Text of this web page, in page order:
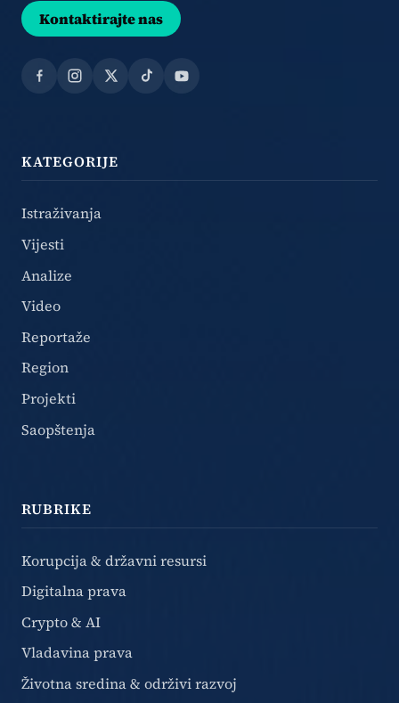
Kontaktirajte nas
Facebook
Instagram
X TikTokYouTube
KATEGORIJE
Istraživanja
Vijesti
Analize
Video
Reportaže
Region
Projekti
Saopštenja
RUBRIKE
Korupcija & državni resursi
Digitalna prava
Crypto & AI
Vladavina prava
Životna sredina & održivi razvoj